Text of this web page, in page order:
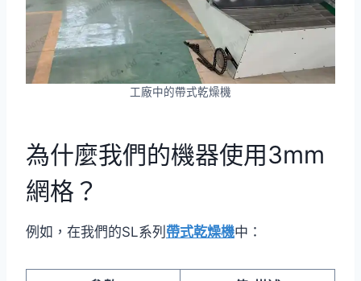
工廠中的帶式乾燥機
為什麼我們的機器使用3mm
網格？
例如，在我們的SL系列 帶式乾燥機中：